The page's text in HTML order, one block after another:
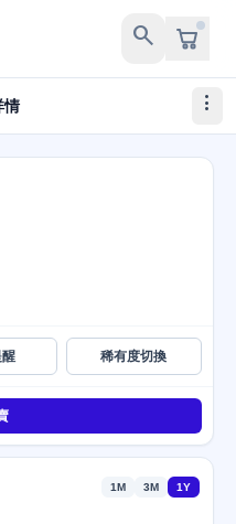
search
情 more_vert
稀有度切換
1M 3M 1Y